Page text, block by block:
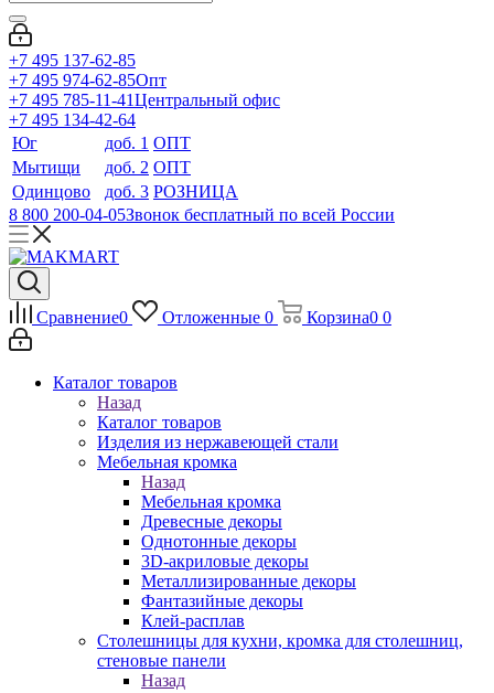
+7 495 137-62-85
+7 495 974-62-85Опт
+7 495 785-11-41Центральный офис
+7 495 134-42-64
Юг
доб. 1 ОПТ
Мытищи
доб. 2 ОПТ
Одинцово
доб. 3 РОЗНИЦА
8 800 200-04-05Звонок бесплатный по всей России
Сравнение0 Отложенные 0 Корзина0 0
Каталог товаров
Назад
Каталог товаров
Изделия из нержавеющей стали
Мебельная кромка
Назад
Мебельная кромка
Древесные декоры
Однотонные декоры
3D-акриловые декоры
Металлизированные декоры
Фантазийные декоры
Клей-расплав
Столешницы для кухни, кромка для столешниц,
стеновые панели
Назад